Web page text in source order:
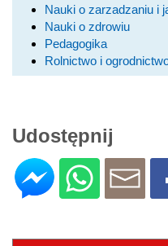
Nauki o zarzadzaniu i
Nauki o zdrowiu
Pedagogika
Rolnictwo i
Udostępnij